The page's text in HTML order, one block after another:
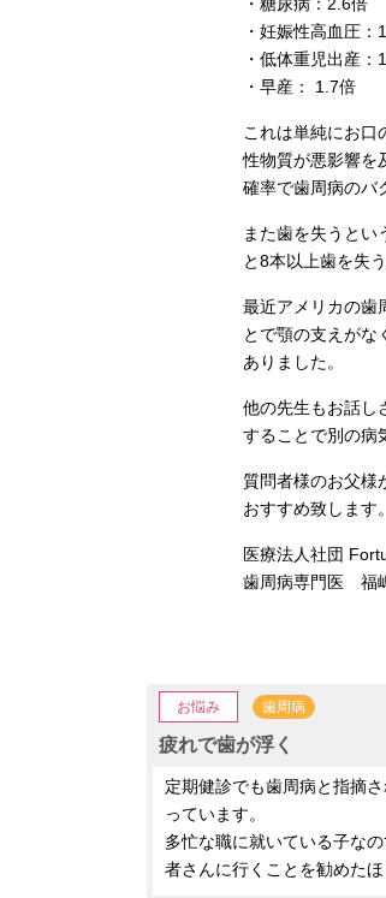
・妊娠性高血圧：
・低体重児出産：
・早産： 1.7倍
これは単純にお口
性物質が悪影響を
確率で歯周病のバ
また歯を失うと
と8本以上歯を失
最近アメリカの歯
とで顎の支えがな
ありました。
他の先生もお話し
することで別の病
質問者様のお父様
おすすめ致します。
医療法人社団
歯周病専門医 福
お悩み 歯周病
疲れで歯が浮く
定期健診でも歯周病と指摘
っています。
多忙な職に就いている子な
者さんに行くことを勧めた